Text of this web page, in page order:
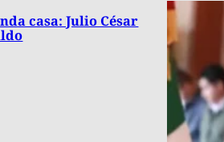
casa: Julio César